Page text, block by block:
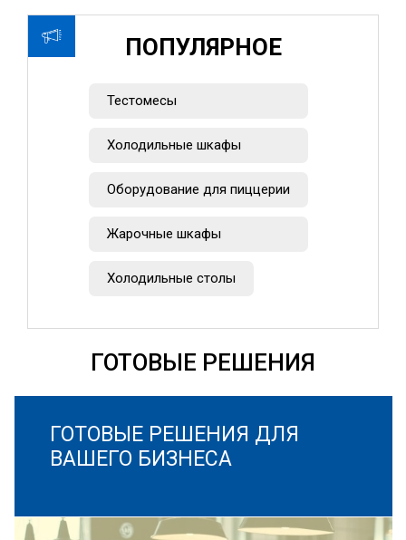
ПОПУЛЯРНОЕ
Тестомесы
Холодильные шкафы
Оборудование для пиццерии
Жарочные шкафы
Холодильные столы
ГОТОВЫЕ РЕШЕНИЯ
ГОТОВЫЕ РЕШЕНИЯ ДЛЯ
ВАШЕГО БИЗНЕСА